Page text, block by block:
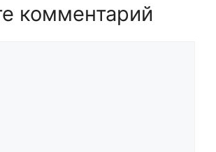
комментарий